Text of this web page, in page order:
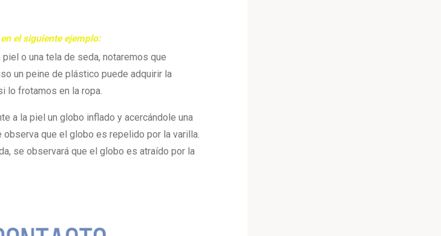
el siguiente ejemplo:
o una tela de seda, notaremos que
un peine de plástico puede adquirir la
lo frotamos en la ropa.
a la piel un globo inflado y acercándole una
que el globo es repelido por la varilla.
se observará que el globo es atraído por la